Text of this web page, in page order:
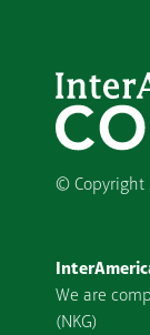
We are
(NKG)
© Copyright